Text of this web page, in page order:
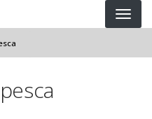
principal